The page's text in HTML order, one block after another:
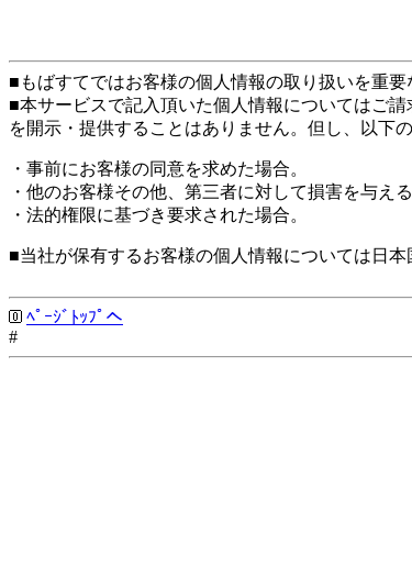
■もばすてではお客様の個人情報の取り扱いを重
■本サービスで記入頂いた個人情報についてはご
を開示・提供することはありません。但し、以下
・事前にお客様の同意を求めた場合。
・他のお客様その他、第三者に対して損害を与え
・法的権限に基づき要求された場合。
■当社が保有するお客様の個人情報については日
ﾍﾟｰｼﾞﾄｯﾌﾟへ
#